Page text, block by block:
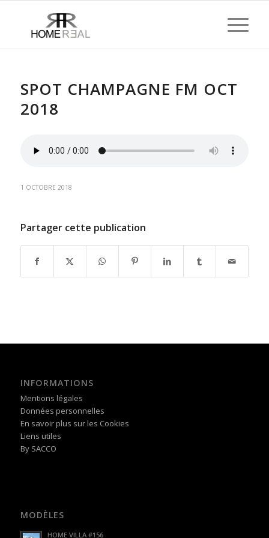
SPOT CHAMPAGNE FM OCT
2018
1 OCTOBRE 2018
Partager cette publication
INFORMATIONS
Mentions légales
Données personnelles
En savoir plus sur les Cookies
Liens utiles
By SACCO
MODÈLES
HOME VILLA #156